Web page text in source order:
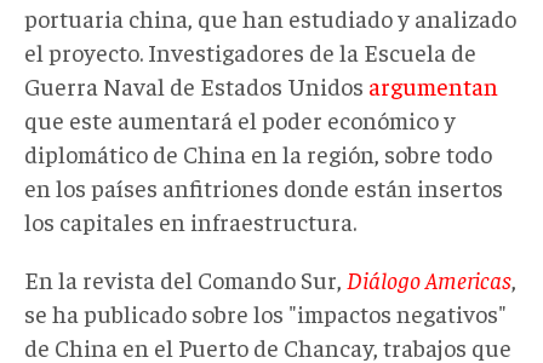
portuaria china, que han estudiado y analizado
el proyecto. Investigadores de la Escuela de
Guerra Naval de Estados Unidos argumentan
que este aumentará el poder económico y
diplomático de China en la región, sobre todo
en los países anfitriones donde están insertos
los capitales en infraestructura.
En la revista del Comando Sur, Diálogo Americas
se ha publicado sobre los "impactos negativos"
de China en el Puerto de Chancay, trabajos que